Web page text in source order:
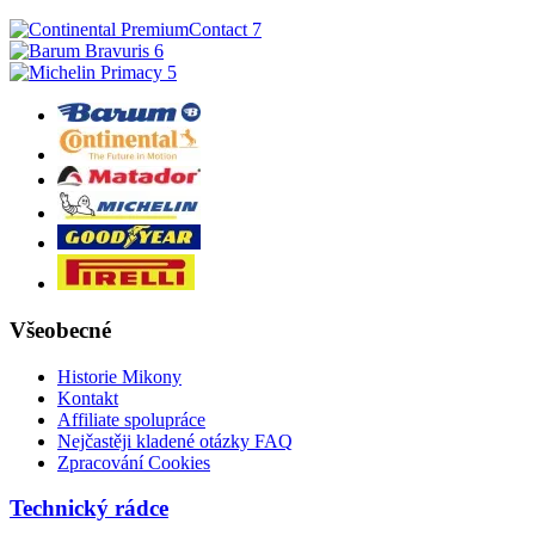
Všeobecné
Historie Mikony
Kontakt
Affiliate spolupráce
Nejčastěji kladené otázky FAQ
Zpracování Cookies
Technický rádce